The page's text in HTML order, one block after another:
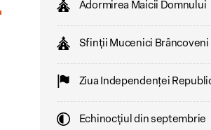
Adormirea Maicii Domnului
Sfinții Mucenici Brâncoveni
Ziua Independenţei
Echinocțiul din septembrie